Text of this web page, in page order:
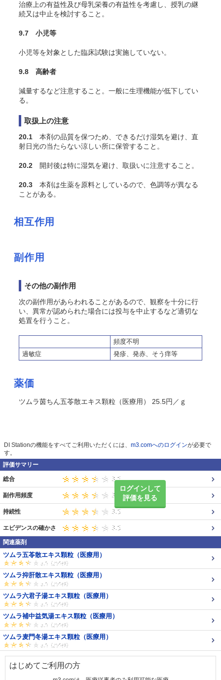
治療上の有益性及び母乳栄養の有益性を考慮し、授乳の継
続又は中止を検討すること。
9.7 小児等
小児等を対象とした臨床試験は実施していない。
9.8 高齢者
減量するなど注意すること。一般に生理機能が低下してい
る。
取扱上の注意
20.1 本剤の品質を保つため、できるだけ湿気を避け、直
射日光の当たらない涼しい所に保管すること。
20.2 開封後は特に湿気を避け、取扱いに注意すること。
20.3 本剤は生薬を原料としているので、色調等が異なる
ことがある。
相互作用
副作用
その他の副作用
次の副作用があらわれることがあるので、観察を十分に行
い、異常が認められた場合には投与を中止するなど適切な
処置を行うこと。
頻度不明
過敏症
発疹、発赤、 そう 痒等
薬価
ツムラ茵ちん五苓散エキス顆粒（医療用） 25.5円／ｇ
DI Stationの機能をすべてご利用いただくには、 m3.comへのログインが必要で
す。
評価サマリー
ログインして
評価を見る
総合
副作用頻度
持続性
エビデンスの確かさ
関連薬剤
ツムラ五苓散エキス顆粒（医療用）
ツムラ抑肝散エキス顆粒（医療用）
ツムラ六君子湯エキス顆粒（医療用）
ツムラ補中益気湯エキス顆粒（医療用）
ツムラ麦門冬湯エキス顆粒（医療用）
はじめてご利用の方